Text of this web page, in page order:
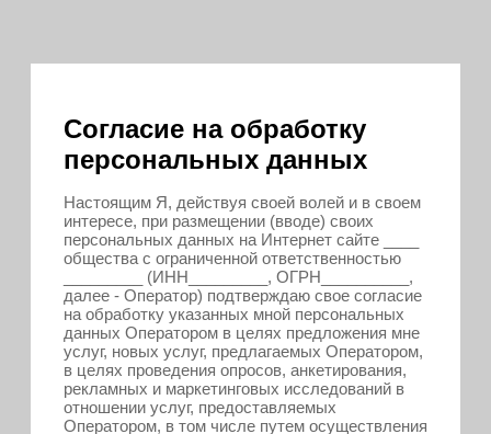
Согласие на обработку
персональных данных
Настоящим Я, действуя своей волей и в своем
интересе, при размещении (вводе) своих
персональных данных на Интернет сайте ____
общества с ограниченной ответственностью
_________ (ИНН_________, ОГРН__________,
далее - Оператор) подтверждаю свое согласие
на обработку указанных мной персональных
данных Оператором в целях предложения мне
услуг, новых услуг, предлагаемых Оператором,
в целях проведения опросов, анкетирования,
рекламных и маркетинговых исследований в
отношении услуг, предоставляемых
Оператором, в том числе путем осуществления